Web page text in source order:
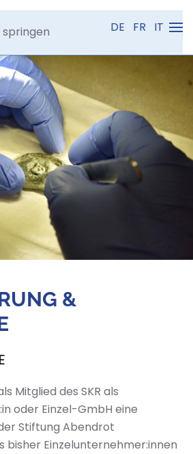
DE FR IT
&
Mitglied des SKR als
oder Einzel-GmbH eine
Stiftung Abendrot
bisher Einzelunternehmer:innen